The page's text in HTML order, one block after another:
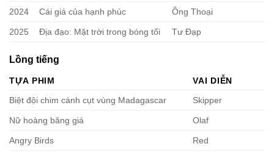
2024 Cái giá của hạnh phúc Ông Thoại
2025 Địa đạo: Mặt trời trong bóng tối Tư Đạp
Lồng tiếng
TỰA PHIM
VAI DIỄN
Biệt đội chim cánh cụt vùng Madagascar
Skipper
Nữ hoàng băng giá Olaf
Angry Birds Red